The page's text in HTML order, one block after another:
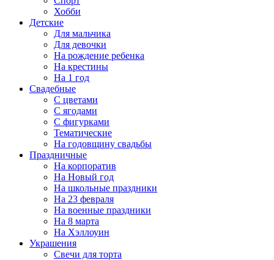
Хобби
Детские
Для мальчика
Для девочки
На рождение ребенка
На крестины
На 1 год
Свадебные
С цветами
С ягодами
С фигурками
Тематические
На годовщину свадьбы
Праздничные
На корпоратив
На Новый год
На школьные праздники
На 23 февраля
На военные праздники
На 8 марта
На Хэллоуин
Украшения
Свечи для торта